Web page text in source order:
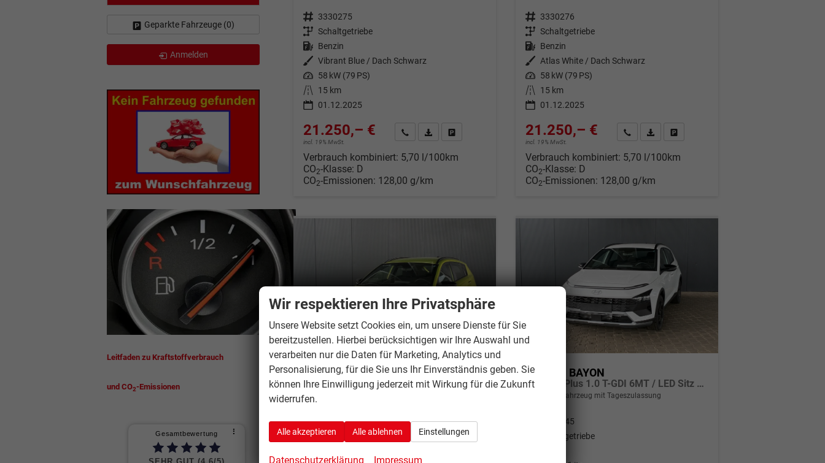
Fahrzeugnr. 3330275
Getriebe Schaltgetriebe
Kraftstoff Benzin
Außenfarbe Vibrant Blue / Dach Schwarz
Leistung 58 kW (79 PS)
Kilometerstand
15 km
01.12.2025
21.250,– €
incl. 19% MwSt.
Wir rufen Sie an
Fahrzeugexposé (PDF)
Fahrzeug parken
Verbrauch kombiniert: 5,70 l/100km
CO2-Klasse: D
CO2-Emissionen: 128,00 g/km
Fahrzeugnr. 3330276
Getriebe Schaltgetriebe
Kraftstoff Benzin
Außenfarbe Atlas White / Dach Schwarz
Leistung 58 kW (79 PS)
Kilometerstand
15 km
01.12.2025
21.250,– €
incl. 19% MwSt.
Wir rufen Sie an
Fahrzeugexposé (PDF)
Fahrzeug parken
Verbrauch kombiniert: 5,70 l/100km
CO2-Klasse: D
CO2-Emissionen: 128,00 g/km
Hyundai BAYON
Blackline 6MT / PDC + Kamera Sitz Lenkradheizung LED Privacy Alu 16"
am Lager
Fahrzeugnr. 3330468
Getriebe Schaltgetriebe
Hyundai BAYON
Comfort Plus 1.0 T-GDI 6MT / LED Sitz + Lenkradheizung Navi Tempomat Alu 16"
Fahrzeug mit Tageszulassung
3330545
Schaltgetriebe
Geparkte Fahrzeuge (0)
Anmelden
Leitfaden zu Kraftstoffverbrauch
und CO2-Emissionen
Wir respektieren Ihre Privatsphäre
Unsere Website setzt Cookies ein, um unsere Dienste für Sie
bereitzustellen. Hierbei berücksichtigen wir Ihre Auswahl und
verarbeiten nur die Daten für Marketing, Analytics und
Personalisierung, für die Sie uns Ihr Einverständnis geben. Sie
können Ihre Einwilligung jederzeit mit Wirkung für die Zukunft
widerrufen.
Alle akzeptieren Alle ablehnen Einstellungen
Datenschutzerklärung Impressum